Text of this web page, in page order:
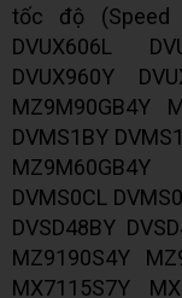
tốc độ (Speed
DVUX606L
DVUX960Y
MZ9M90GB4Y
DVMS1BY
DVMS0CL
DVSD48BY
MZ9190S4Y
MX7115S7Y